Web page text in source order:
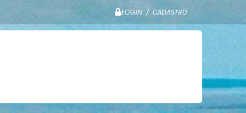
LOGIN / CADASTRO